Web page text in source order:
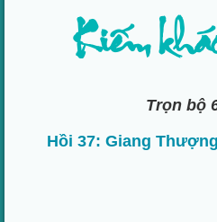
Kiếm
Trọn bộ
Hồi 37: Giang